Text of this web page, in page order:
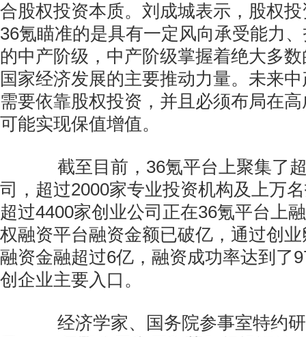
合股权投资本质。刘成城表示，股权
36氪瞄准的是具有一定风向承受能力
的中产阶级，中产阶级掌握着绝大多
国家经济发展的主要推动力量。未来
需要依靠股权投资，并且必须布局在
可能实现保值增值。
截至目前，36氪平台上聚集了超
司，超过2000家专业投资机构及上万
超过4400家创业公司正在36氪平台上
权融资平台融资金额已破亿，通过创
融资金融超过6亿，融资成功率达到了
创企业主要入口。
经济学家、国务院参事室特约研